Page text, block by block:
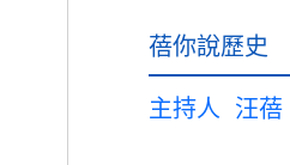
蓓你說歷史
主持人 汪蓓